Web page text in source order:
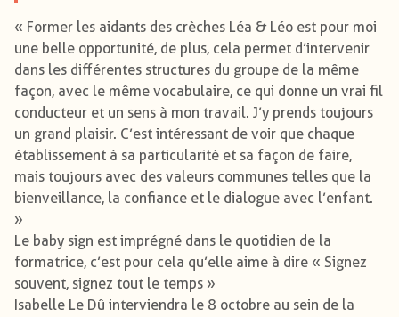
« Former les aidants des crèches Léa & Léo est pour moi
une belle opportunité, de plus, cela permet d’intervenir
dans les différentes structures du groupe de la même
façon, avec le même vocabulaire, ce qui donne un vrai fil
conducteur et un sens à mon travail. J’y prends toujours
un grand plaisir. C’est intéressant de voir que chaque
établissement à sa particularité et sa façon de faire,
mais toujours avec des valeurs communes telles que la
bienveillance, la confiance et le dialogue avec l’enfant.
»
Le baby sign est imprégné dans le quotidien de la
formatrice, c’est pour cela qu’elle aime à dire « Signez
souvent, signez tout le temps »
Isabelle Le Dû interviendra le 8 octobre au sein de la